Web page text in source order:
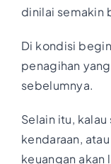
dinilai semakin
Di kondisi
penagihan
sebelumnya.
Selain itu, kalau
kendaraan,
keuangan akan